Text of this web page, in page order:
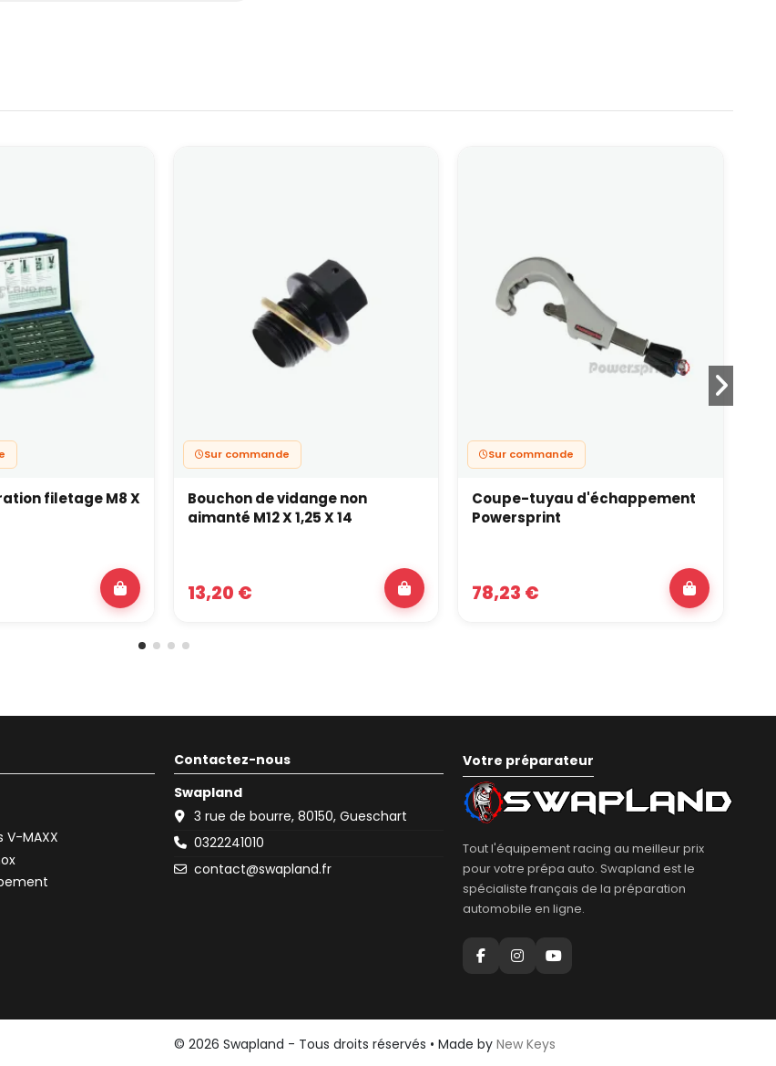
filetage M8 X
Sur commande
Bouchon de vidange non
aimanté M12 X 1,25 X 14
13,20 €
Sur commande
Coupe-tuyau d'échappement
Powersprint
78,23 €
MAXX
Contactez-nous
Swapland
3 rue de bourre, 80150, Gueschart
0322241010
contact@swapland.fr
Votre préparateur
Tout l'équipement racing au meilleur prix
pour votre prépa auto. Swapland est le
spécialiste français de la préparation
automobile en ligne.
© 2026 Swapland - Tous droits réservés • Made by New Keys